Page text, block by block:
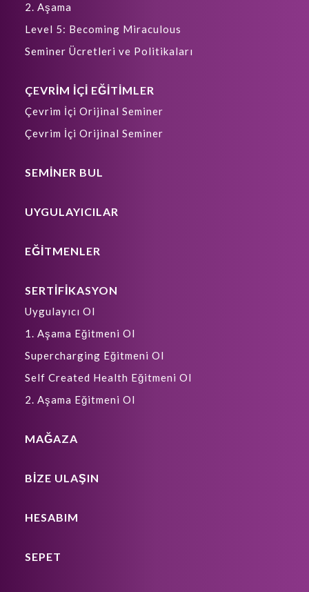
2. Aşama
Level 5: Becoming Miraculous
Seminer Ücretleri ve Politikaları
ÇEVRİM İÇİ EĞİTİMLER
Çevrim İçi Orijinal Seminer
Çevrim İçi Orijinal Seminer
SEMİNER BUL
UYGULAYICILAR
EĞİTMENLER
SERTİFİKASYON
Uygulayıcı Ol
1. Aşama Eğitmeni Ol
Supercharging Eğitmeni Ol
Self Created Health Eğitmeni Ol
2. Aşama Eğitmeni Ol
MAĞAZA
BIZE ULAŞIN
HESABIM
SEPET